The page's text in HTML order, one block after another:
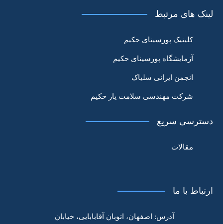
لینک های مرتبط
کلینیک پورسینای حکیم
آزمایشگاه پورسینای حکیم
انجمن ایرانی سلیاک
شرکت مهندسی سلامت یار حکیم
دسترسی سریع
مقالات
ارتباط با ما
آدرس: اصفهان، اتوبان آقابابایی، خیابان